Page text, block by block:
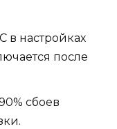
в настройках
после
сбоев